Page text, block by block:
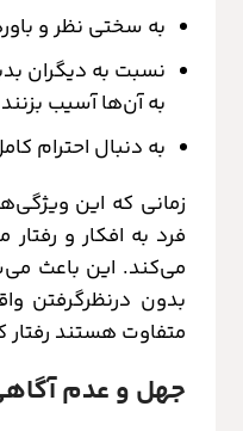
به سختی نظر و
نسبت به دیگران
به آن‌ها آسیب
به دنبال احترام
زمانی که این
فرد به افکار و
می‌کند. این باعث
بدون درنظرگرفتن
متفاوت هستند رفتار
جهل و عدم